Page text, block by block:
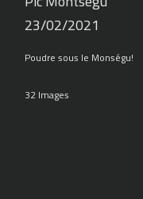
23/02/2021
Poudre sous le Monségu!
32 Images